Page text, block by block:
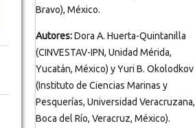
Bravo), México.
Autores:Dora A. Huerta-Quintanilla
(CINVESTAV-IPN, Unidad Mérida,
Yucatán, México) y Yuri B. Okolodkov
(Instituto de Ciencias Marinas y
Pesquerías, Universidad Veracruzana,
Boca del Río, Veracruz, México).